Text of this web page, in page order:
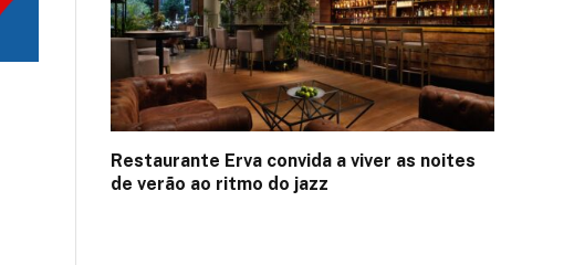
Restaurante Erva convida a viver as noites
de verão ao ritmo do jazz